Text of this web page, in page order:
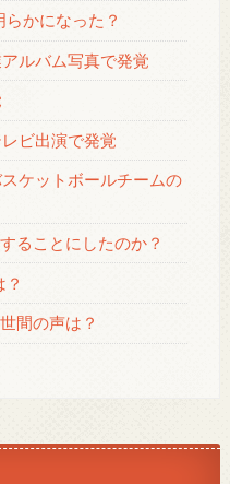
かになった？
ルバム写真で発覚
ビ出演で発覚
ケットボールチームの
ることにしたのか？
間の声は？